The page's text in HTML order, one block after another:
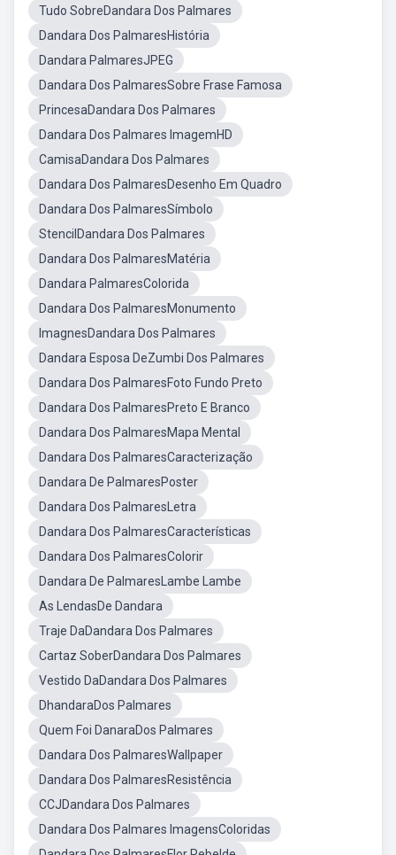
Tudo SobreDandara Dos Palmares
Dandara Dos PalmaresHistória
Dandara PalmaresJPEG
Dandara Dos PalmaresSobre Frase Famosa
PrincesaDandara Dos Palmares
Dandara Dos Palmares ImagemHD
CamisaDandara Dos Palmares
Dandara Dos PalmaresDesenho Em Quadro
Dandara Dos PalmaresSímbolo
StencilDandara Dos Palmares
Dandara Dos PalmaresMatéria
Dandara PalmaresColorida
Dandara Dos PalmaresMonumento
ImagnesDandara Dos Palmares
Dandara Esposa DeZumbi Dos Palmares
Dandara Dos PalmaresFoto Fundo Preto
Dandara Dos PalmaresPreto E Branco
Dandara Dos PalmaresMapa Mental
Dandara Dos PalmaresCaracterização
Dandara De PalmaresPoster
Dandara Dos PalmaresLetra
Dandara Dos PalmaresCaracterísticas
Dandara Dos PalmaresColorir
Dandara De PalmaresLambe Lambe
As LendasDe Dandara
Traje DaDandara Dos Palmares
Cartaz SoberDandara Dos Palmares
Vestido DaDandara Dos Palmares
DhandaraDos Palmares
Quem Foi DanaraDos Palmares
Dandara Dos PalmaresWallpaper
Dandara Dos PalmaresResistência
CCJDandara Dos Palmares
Dandara Dos Palmares ImagensColoridas